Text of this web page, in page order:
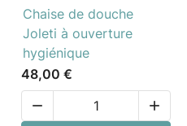
Chaise de douche
Joleti à ouverture
hygiénique
48,00 €

